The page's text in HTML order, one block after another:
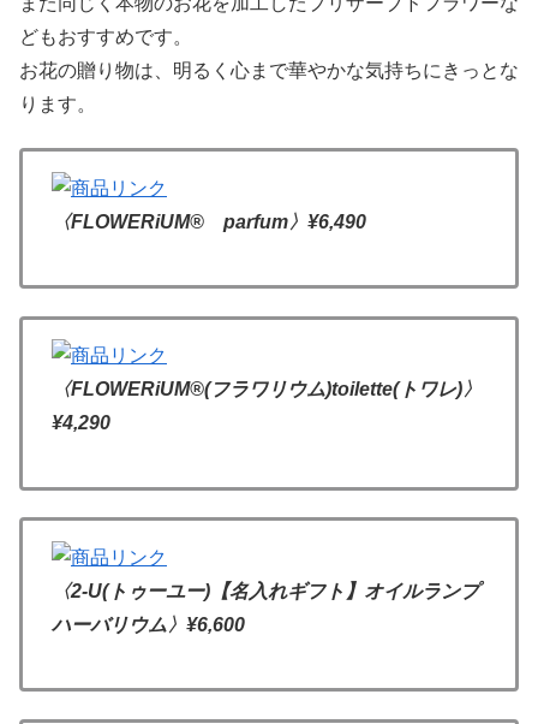
どもおすすめです。
お花の贈り物は、明るく心まで華やかな気持ちにきっとな
ります。
〈FLOWERiUM® parfum〉¥6,490
〈FLOWERiUM®(フラワリウム)toilette(トワレ)〉
¥4,290
〈2-U(トゥーユー)【名入れギフト】オイルランプ
ハーバリウム〉 ¥6,600